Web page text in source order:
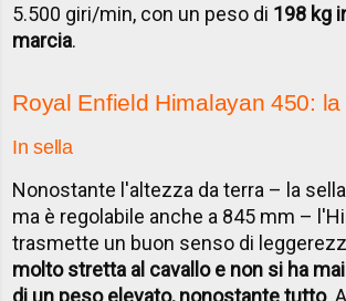
5.500 giri/min, con un peso di 198 kg
marcia.
Royal Enfield Himalayan 450:
In sella
Nonostante l'altezza da terra – la
ma è regolabile anche a 845 mm –
trasmette un buon senso di
molto stretta al cavallo e non si ha
di un peso elevato, nonostante tutto.